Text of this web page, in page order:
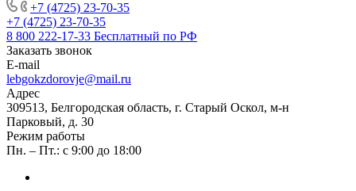
+7 (4725) 23-70-35
+7 (4725) 23-70-35
8 800 222-17-33 Бесплатный по РФ
Заказать звонок
E-mail
lebgokzdorovje@mail.ru
Адрес
309513, Белгородская область, г. Старый Оскол, м-н
Парковый, д. 30
Режим работы
Пн. – Пт.: с 9:00 до 18:00